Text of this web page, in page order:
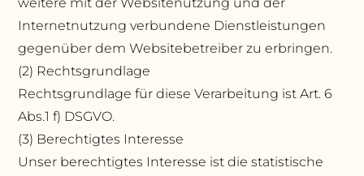
Internetnutzung verbundene Dienstleistungen
gegenüber dem Websitebetreiber zu erbringen.
(2) Rechtsgrundlage
Rechtsgrundlage für diese Verarbeitung ist Art. 6
Abs.1 f) DSGVO.
(3) Berechtigtes Interesse
Unser berechtigtes Interesse ist die statistische